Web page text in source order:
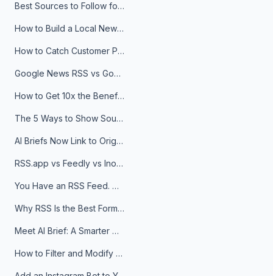
Best Sources to Follow for Crypto News in Your Reader (2026)
How to Build a Local News Hub That Updates Itself
How to Catch Customer Problems Before They Become Support Tickets
Google News RSS vs Google Alerts: Which Is Better for News Monitoring?
How to Get 10x the Benefits of Google Alerts
The 5 Ways to Show Sources in Your AI Brief, And When to Use Each
AI Briefs Now Link to Original Sources. Here's Why It Matters
RSS.app vs Feedly vs Inoreader: Which One Is Actually Right for You?
You Have an RSS Feed. Now What?
Why RSS Is the Best Format for AI Agents in 2026
Meet AI Brief: A Smarter Way to Stay on Top of Information
How to Filter and Modify RSS Feeds